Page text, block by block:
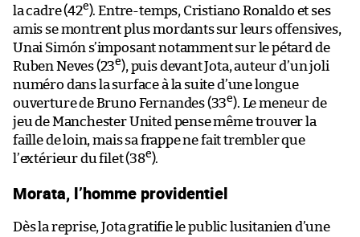
la cadre (42e). Entre-temps, Cristiano Ronaldo et ses
amis se montrent plus mordants sur leurs offensives,
Unai Simón s’imposant notamment sur le pétard de
Ruben Neves (23e), puis devant Jota, auteur d’un joli
numéro dans la surface à la suite d’une longue
ouverture de Bruno Fernandes (33e). Le meneur de
jeu de Manchester United pense même trouver la
faille de loin, mais sa frappe ne fait trembler que
l’extérieur du filet (38e).
Morata, l’homme providentiel
Dès la reprise, Jota gratifie le public lusitanien d’une